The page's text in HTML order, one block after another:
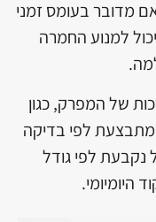
מדובר בעומס זמני
למנוע החמרה
של המפרק, כגון
מתבצעת לפי בדיקה
נקבעת לפי גודל
היומיומי.